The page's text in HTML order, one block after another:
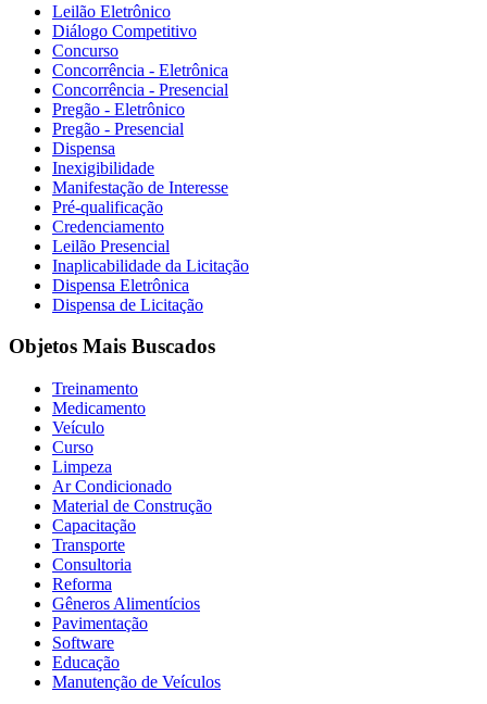
Leilão Eletrônico
Diálogo Competitivo
Concurso
Concorrência - Eletrônica
Concorrência - Presencial
Pregão - Eletrônico
Pregão - Presencial
Dispensa
Inexigibilidade
Manifestação de Interesse
Pré-qualificação
Credenciamento
Leilão Presencial
Inaplicabilidade da Licitação
Dispensa Eletrônica
Dispensa de Licitação
Objetos Mais Buscados
Treinamento
Medicamento
Veículo
Curso
Limpeza
Ar Condicionado
Material de Construção
Capacitação
Transporte
Consultoria
Reforma
Gêneros Alimentícios
Pavimentação
Software
Educação
Manutenção de Veículos